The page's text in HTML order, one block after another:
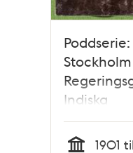
Indiska
1901